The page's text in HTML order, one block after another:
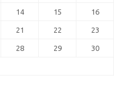
14 15 16
21 22 23
28 29 30